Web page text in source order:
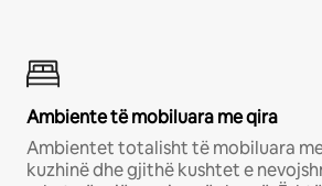
Ambiente të mobiluara me qira
Ambientet totalisht të mobiluara
kuzhinë dhe gjithë kushtet e